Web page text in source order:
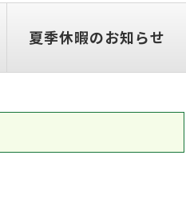
夏季休暇のお知らせ